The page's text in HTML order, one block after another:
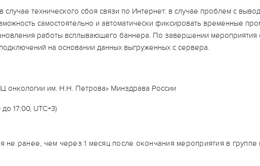
случае технического сбоя связи по Интернет: в случае проблем с
самостоятельно и автоматически фиксировать временные
работы всплывающего баннера. По завершении мероприятия
на основании данных выгруженных с сервера.
онкологии им. Н.Н. Петрова» Минздрава России
17:00, UTC+3)
не ранее, чем через 1 месяц после окончания мероприятия в группе